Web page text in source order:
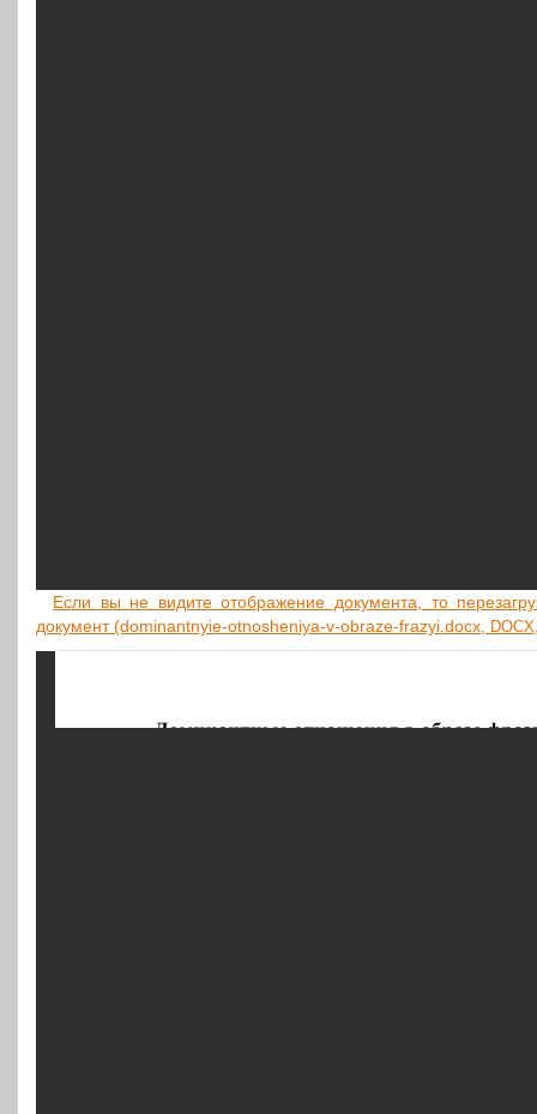
Если вы не видите отоб­ра­же­ние доку­мен­та, то
доку­мент (dominantnyie-otnosheniya-v-obraze-frazyi.docx,
DOCX